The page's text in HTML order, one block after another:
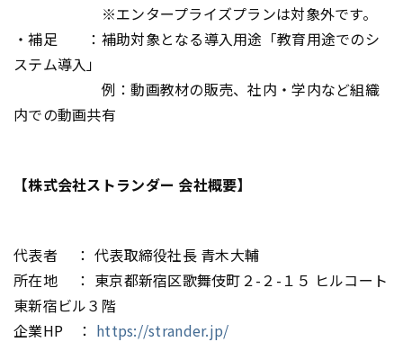
※エンタープライズプランは対象外です。
・補足 ：補助対象となる導入用途「教育用途でのシ
ステム導入」
例：動画教材の販売、社内・学内など組織
内での動画共有
【株式会社ストランダー 会社概要】
代表者 ： 代表取締役社長 青木大輔
所在地 ： 東京都新宿区歌舞伎町２-２-１５ ヒルコート
東新宿ビル３階
企業HP ： https://strander.jp/